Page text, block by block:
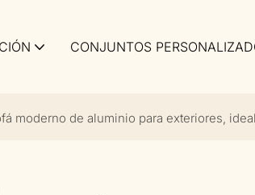
CONJUNTOS
moderno de aluminio para exteriores,